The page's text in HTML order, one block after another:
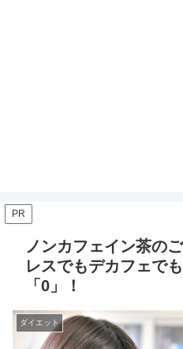
PR
ノンカフェイン茶の
レスでもデカフェで
「0」！
ダイエット